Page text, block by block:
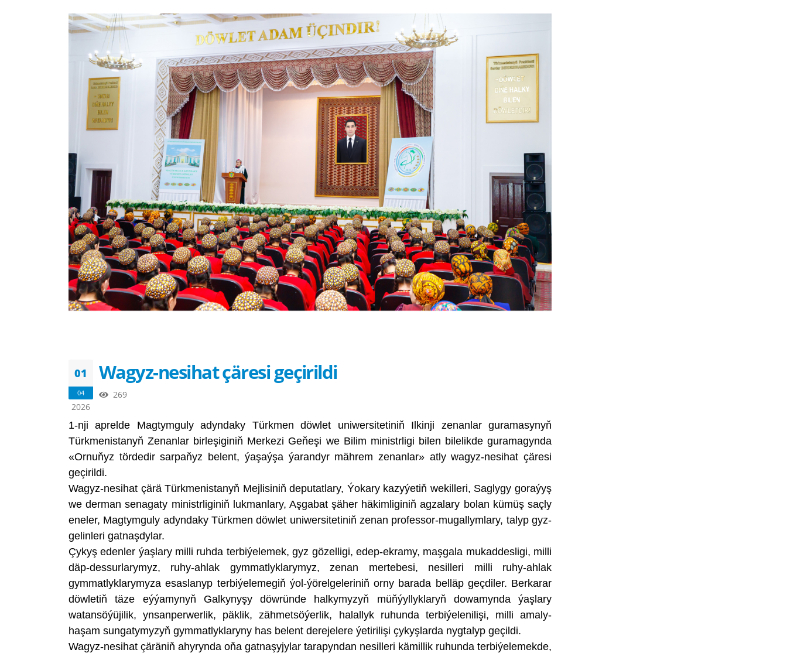
01
04
2026
Wagyz-nesihat çäresi geçirildi
269
1-nji aprelde Magtymguly adyndaky Türkmen döwlet uniwersitetiniň Ilkinji zenanlar guramasynyň
Türkmenistanyň Zenanlar birleşiginiň Merkezi Geňeşi we Bilim ministrligi bilen bilelikde guramagynda
«Ornuňyz tördedir sarpaňyz belent, ýaşaýşa ýarandyr mährem zenanlar» atly wagyz-nesihat çäresi
geçirildi.
Wagyz-nesihat çärä Türkmenistanyň Mejlisiniň deputatlary, Ýokary kazyýetiň wekilleri, Saglygy goraýyş
we derman senagaty ministrliginiň lukmanlary, Aşgabat şäher häkimliginiň agzalary bolan kümüş saçly
eneler, Magtymguly adyndaky Türkmen döwlet uniwersitetiniň zenan professor-mugallymlary, talyp gyz-
gelinleri gatnaşdylar.
Çykyş edenler ýaşlary milli ruhda terbiýelemek, gyz gözelligi, edep-ekramy, maşgala mukaddesligi, milli
däp-dessurlarymyz, ruhy-ahlak gymmatlyklarymyz, zenan mertebesi, nesilleri milli ruhy-ahlak
gymmatlyklarymyza esaslanyp terbiýelemegiň ýol-ýörelgeleriniň orny barada belläp geçdiler. Berkarar
döwletiň täze eýýamynyň Galkynyşy döwründe halkymyzyň müňýyllyklaryň dowamynda ýaşlary
watansöýüjilik, ynsanperwerlik, päklik, zähmetsöýerlik, halallyk ruhunda terbiýelenilişi, milli amaly-
haşam sungatymyzyň gymmatlyklaryny has belent derejelere ýetirilişi çykyşlarda nygtalyp geçildi.
Wagyz-nesihat çäräniň ahyrynda oňa gatnaşyjylar tarapyndan nesilleri kämillik ruhunda terbiýelemekde,